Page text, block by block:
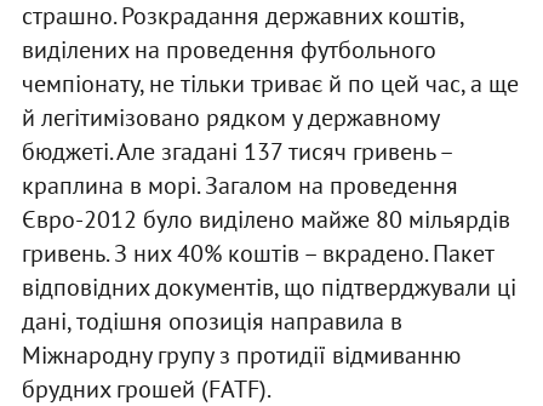
страшно. Розкрадання державних коштів,
виділених на проведення футбольного
чемпіонату, не тільки триває й по цей час, а ще
й легітимізовано рядком у державному
бюджеті. Але згадані 137 тисяч гривень –
краплина в морі. Загалом на проведення
Євро-2012 було виділено майже 80 мільярдів
гривень. З них 40% коштів – вкрадено. Пакет
відповідних документів, що підтверджували ці
дані, тодішня опозиція направила в
Міжнародну групу з протидії відмиванню
брудних грошей (FATF).